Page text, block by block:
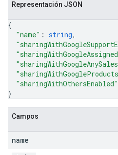
Representación JSON
{
"name" : string,
"sharingWithOthersEnabled"
}
Campos
name